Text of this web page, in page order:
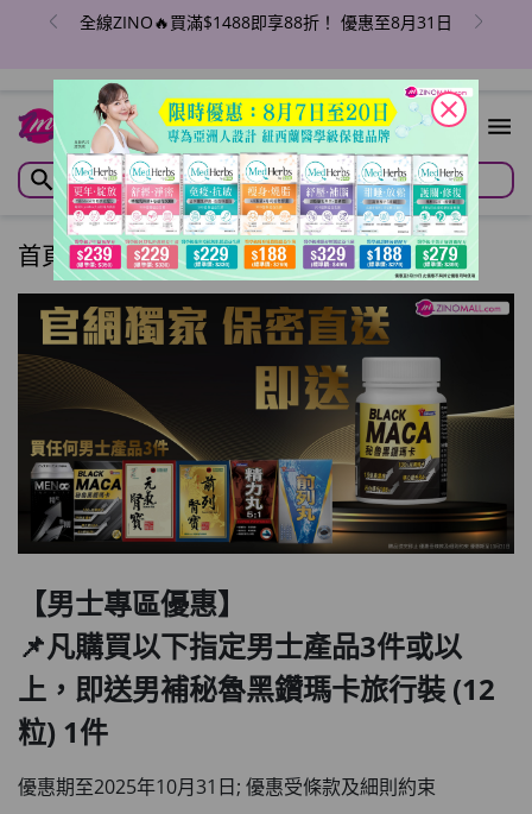
全線ZINO🔥買滿$1488即享88折！ 優惠至8月31日
首頁/ZP2307000027
【男士專區優惠】
📌凡購買以下指定男士產品3件或以
上，即送男補秘魯黑鑽瑪卡旅行裝 (12
粒) 1件
優惠期至2025年10月31日; 優惠受條款及細則約束
close